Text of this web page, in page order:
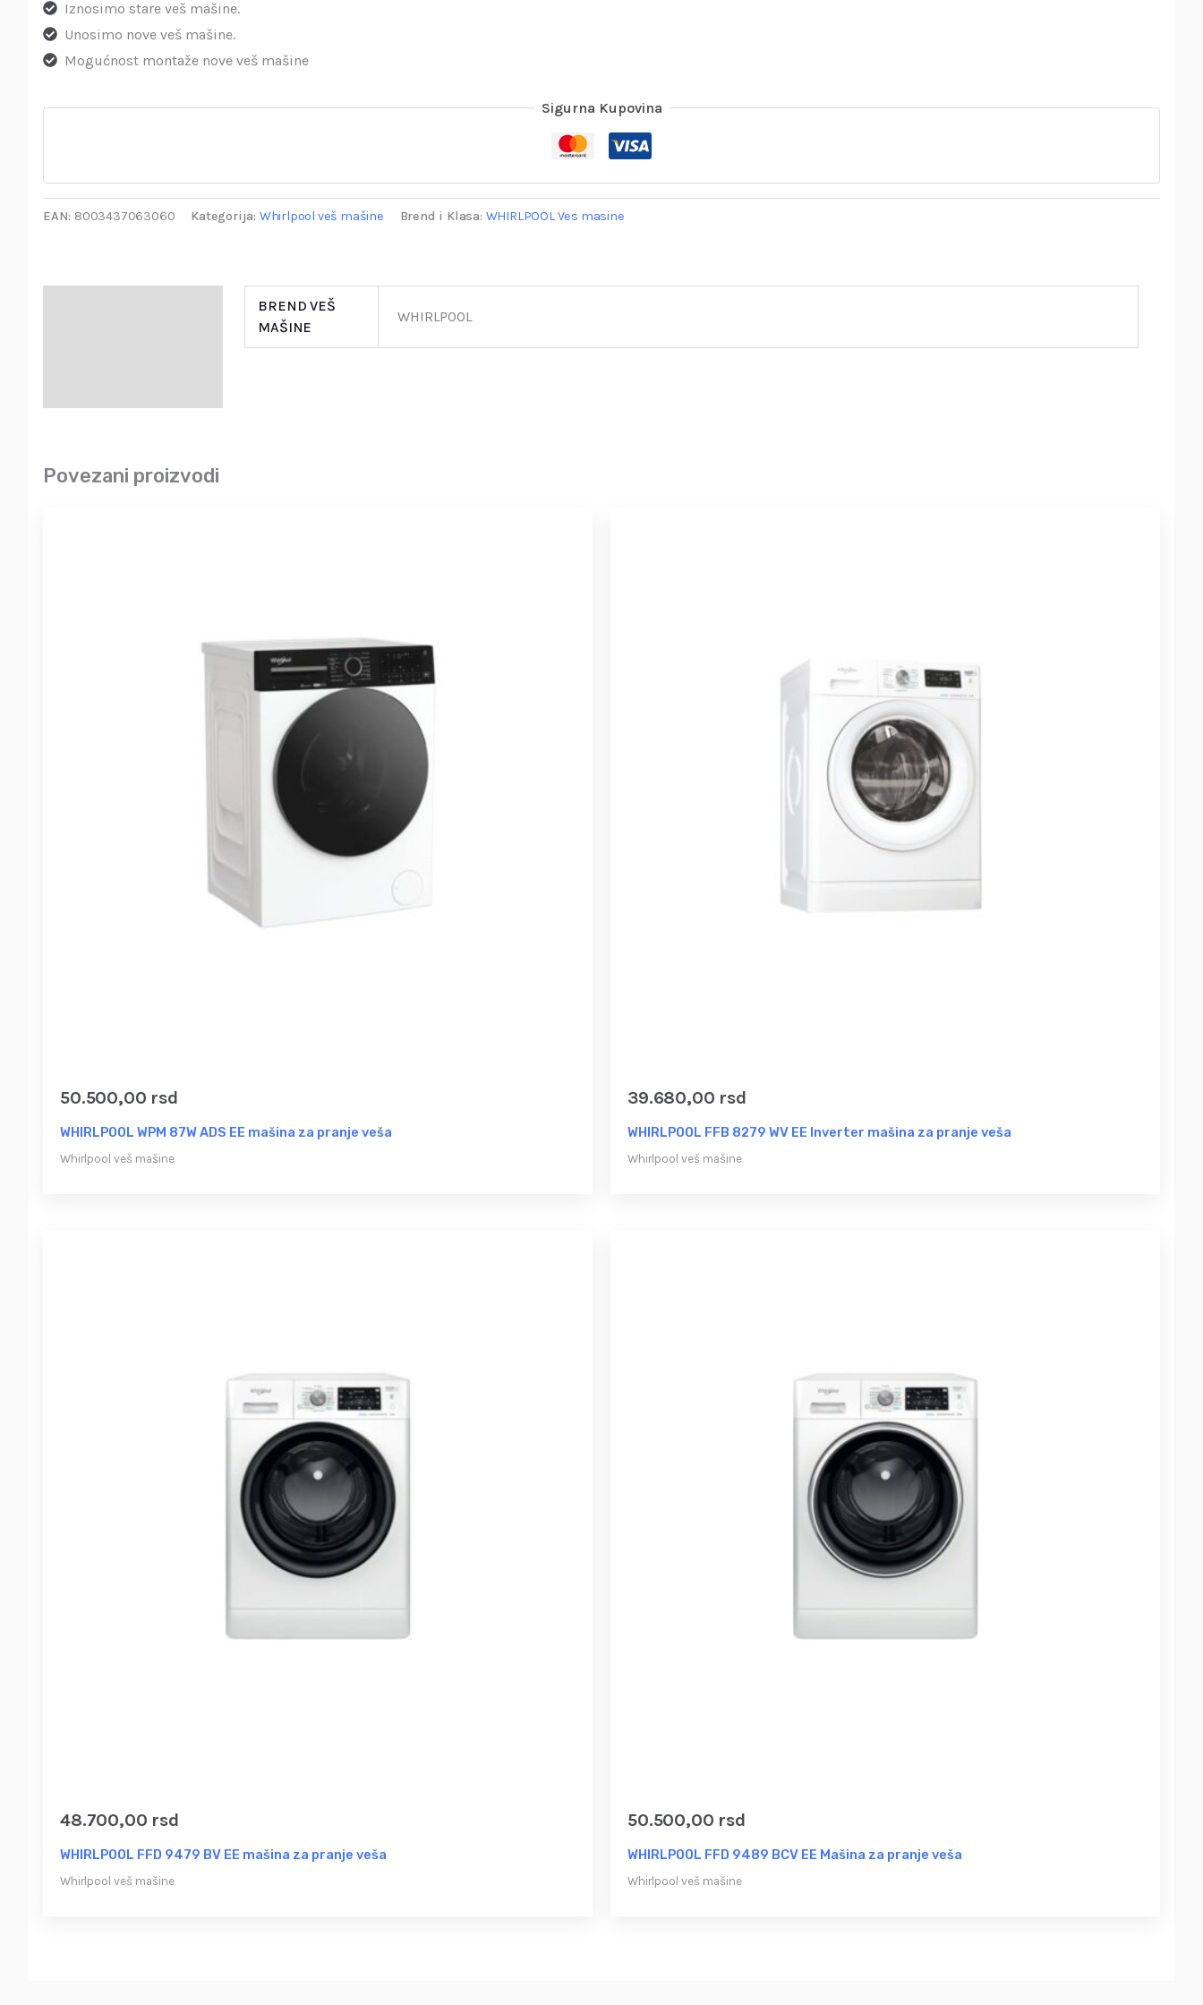
Iznosimo stare veš mašine.
Unosimo nove veš mašine.
Mogućnost montaže nove veš mašine
Sigurna Kupovina
EAN: 8003437063060 Kategorija: Whirlpool veš mašine Brend i Klasa: WHIRLPOOL Ves masine
BREND VEŠ
MAŠINE
WHIRLPOOL
Povezani proizvodi
50.500,00 rsd
WHIRLPOOL WPM 87W ADS EE mašina za pranje veša
Whirlpool veš mašine
39.680,00 rsd
WHIRLPOOL FFB 8279 WV EE Inverter mašina za pranje veša
Whirlpool veš mašine
48.700,00 rsd
WHIRLPOOL FFD 9479 BV EE mašina za pranje veša
Whirlpool veš mašine
50.500,00 rsd
WHIRLPOOL FFD 9489 BCV EE Mašina za pranje veša
Whirlpool veš mašine